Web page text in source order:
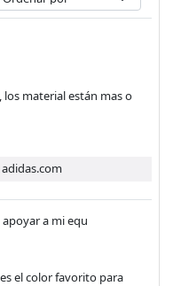
material están mas o
a mi equ
el color favorito para